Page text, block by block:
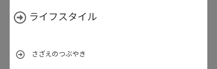
ライフスタイル
さざえのつぶやき